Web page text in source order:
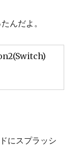
んだよ。
にスプラッシ